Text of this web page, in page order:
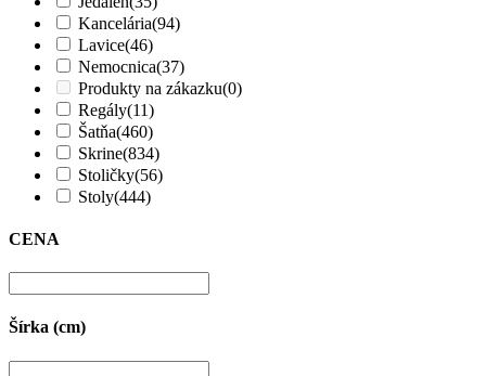
Kancelária(94)
Lavice(46)
Nemocnica(37)
Produkty na zákazku(0)
Regály(11)
Šatňa(460)
Skrine(834)
Stoličky(56)
Stoly(444)
CENA
Šírka (cm)